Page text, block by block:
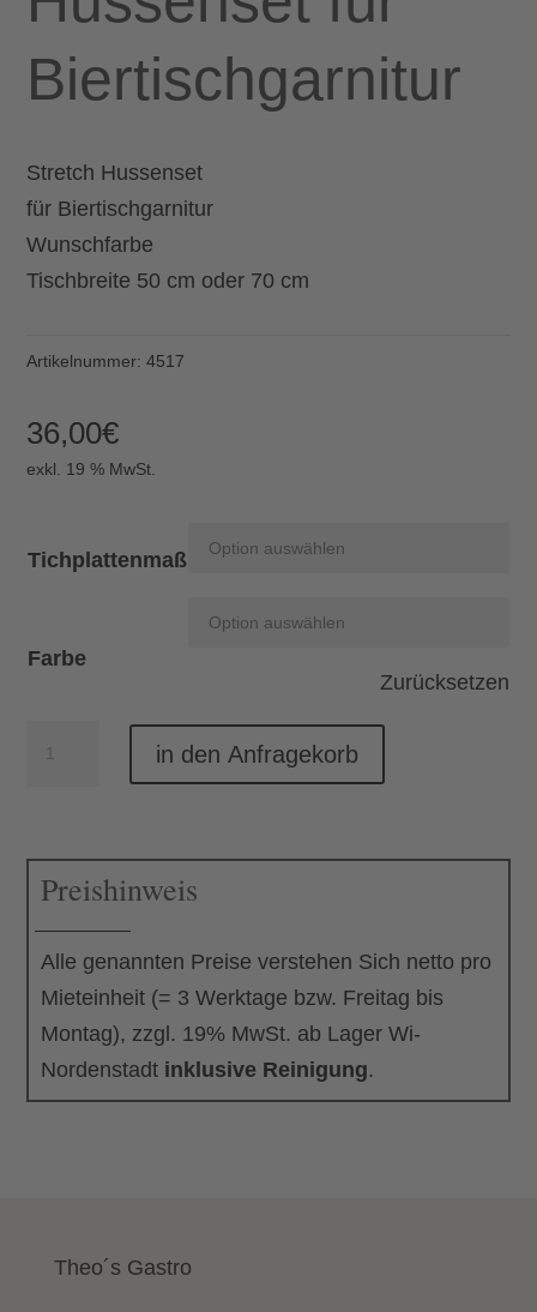
Biertischgarnitur
Stretch Hussenset
für Biertischgarnitur
Wunschfarbe
Tischbreite 50 cm oder 70 cm
Artikelnummer:4517
36,00€
exkl. 19 % MwSt.
Tichplattenmaß
Farbe
Zurücksetzen
Menge
in den Anfragekorb
Preishinweis
Alle genannten Preise verstehen Sich netto pro
Mieteinheit (= 3 Werktage bzw. Freitag bis
Montag), zzgl. 19% MwSt. ab Lager Wi-
Nordenstadt inklusive Reinigung.
Theo´s Gastro